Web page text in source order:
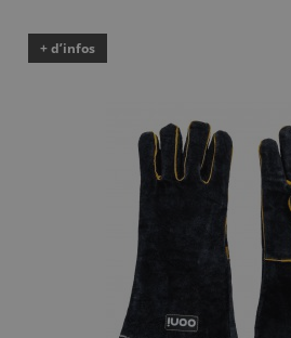
+ d’infos